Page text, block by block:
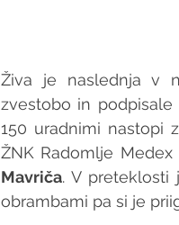
Živa je naslednja v
zvestobo in
150 uradnimi nastopi
ŽNK Radomlje
Mavriča. V preteklosti
obrambami pa si je